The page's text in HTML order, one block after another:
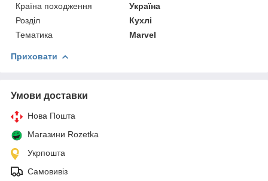
Країна походження
Україна
Розділ
Кухлі
Тематика
Marvel
Приховати
Умови доставки
Нова Пошта
Магазини Rozetka
Укрпошта
Самовивіз